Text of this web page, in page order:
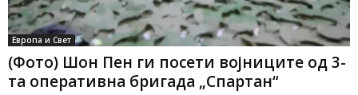
Европа и Свет
(Фото) Шон Пен ги посети војниците од 3-
та оперативна бригада „Спартан“